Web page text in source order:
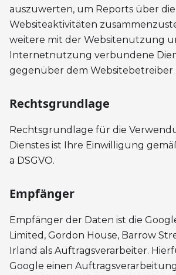
auszuwerten, um Reports über die
Websiteaktivitäten
weitere mit der Websitenutzung
Internetnutzung verbundene
gegenüber dem Websitebetreiber
Rechtsgrundlage
Rechtsgrundlage für die
Dienstes ist Ihre Einwilligung
a DSGVO.
Empfänger
Empfänger der Daten ist die
Limited, Gordon House, Barrow
Irland als Auftragsverarbeiter.
Google einen